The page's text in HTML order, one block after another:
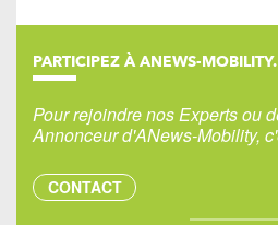
PARTICIPEZ À ANEWS-
Pour rejoindre nos Experts ou
Annonceur d'ANews-Mobility,
CONTACT